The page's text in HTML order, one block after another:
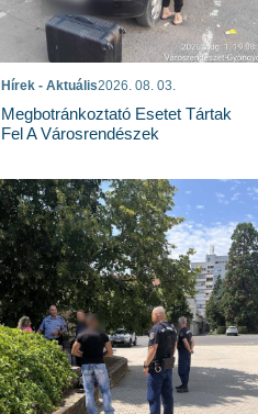
Hírek - Aktuális2026. 08. 03.
Megbotránkoztató Esetet Tártak
Fel A Városrendészek